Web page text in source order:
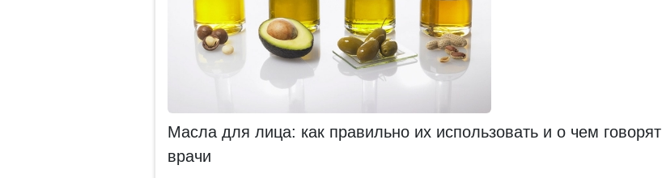
Масла для лица: как правильно их использовать и о чем говорят
врачи